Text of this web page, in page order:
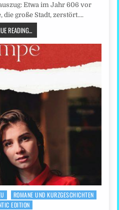
Etwa im Jahr 606 vor
große Stadt, zerstört….
READING...
ROMANE UND KURZGESCHICHTEN
EDITION